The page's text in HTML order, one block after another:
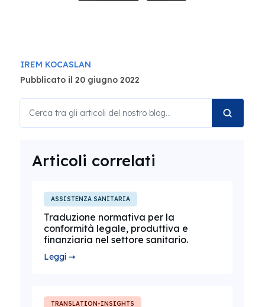
IREM KOCASLAN
Pubblicato il 20 giugno 2022
Articoli correlati
ASSISTENZA SANITARIA
Traduzione normativa per la
conformità legale, produttiva e
finanziaria nel settore sanitario.
Leggi ➞
TRANSLATION-INSIGHTS